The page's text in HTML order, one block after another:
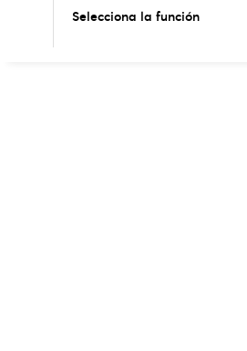
Selecciona la función